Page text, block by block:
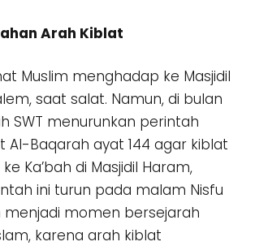
Arah Kiblat
Muslim menghadap ke Masjidil
saat salat. Namun, di bulan
SWT menurunkan perintah
Al-Baqarah ayat 144 agar kiblat
Ka’bah di Masjidil Haram,
ini turun pada malam Nisfu
menjadi momen bersejarah
karena arah kiblat